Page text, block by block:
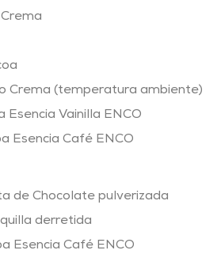
Crema (temperatura ambiente)
Esencia Vainilla ENCO
Esencia Café ENCO
de Chocolate pulverizada
derretida
Esencia Café ENCO